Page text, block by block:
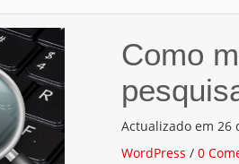
Como
Actualizado em 26
WordPress / 0